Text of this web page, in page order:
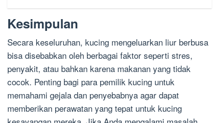
Kesimpulan
Secara keseluruhan, kucing mengeluarkan liur berbusa
bisa disebabkan oleh berbagai faktor seperti stres,
penyakit, atau bahkan karena makanan yang tidak
cocok. Penting bagi para pemilik kucing untuk
memahami gejala dan penyebabnya agar dapat
memberikan perawatan yang tepat untuk kucing